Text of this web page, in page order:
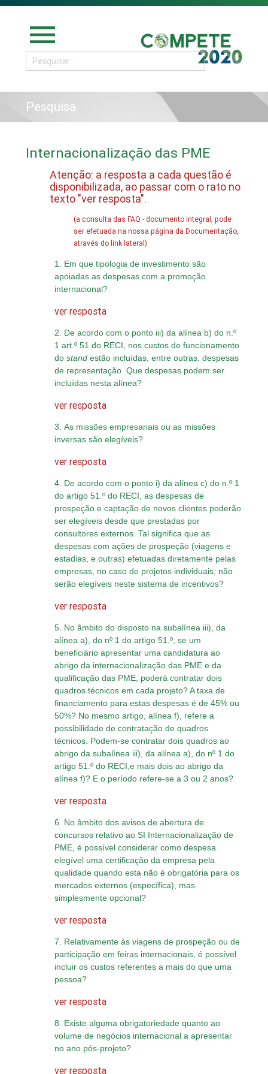
menu
Pesquisa
Internacionalização das PME
Atenção: a resposta a cada questão é
disponibilizada, ao passar com o rato no
texto "ver resposta".
(a consulta das FAQ - documento integral, pode
ser efetuada na nossa página da Documentação,
através do link lateral)
1. Em que tipologia de investimento são
apoiadas as despesas com a promoção
internacional?
ver resposta
2. De acordo com o ponto iii) da alínea b) do n.º
1 art.º 51 do RECI, nos custos de funcionamento
dostand estão incluídas, entre outras, despesas
de representação. Que despesas podem ser
incluídas nesta alínea?
ver resposta
3. As missões empresariais ou as missões
inversas são elegíveis?
ver resposta
4. De acordo com o ponto i) da alínea c) do n.º 1
do artigo 51.º do RECI, as despesas de
prospeção e captação de novos clientes poderão
ser elegíveis desde que prestadas por
consultores externos. Tal significa que as
despesas com ações de prospeção (viagens e
estadias, e outras) efetuadas diretamente pelas
empresas, no caso de projetos individuais, não
serão elegíveis neste sistema de incentivos?
ver resposta
5. No âmbito do disposto na subalínea iii), da
alínea a), do nº 1 do artigo 51.º, se um
beneficiário apresentar uma candidatura ao
abrigo da internacionalização das PME e da
qualificação das PME, poderá contratar dois
quadros técnicos em cada projeto? A taxa de
financiamento para estas despesas é de 45% ou
50%? No mesmo artigo, alínea f), refere a
possibilidade de contratação de quadros
técnicos. Podem-se contratar dois quadros ao
abrigo da subalínea iii), da alínea a), do nº 1 do
artigo 51.º do RECI,e mais dois ao abrigo da
alínea f)? E o período refere-se a 3 ou 2 anos?
ver resposta
6. No âmbito dos avisos de abertura de
concursos relativo ao SI Internacionalização de
PME, é possível considerar como despesa
elegível uma certificação da empresa pela
qualidade quando esta não é obrigatória para os
mercados externos (específica), mas
simplesmente opcional?
ver resposta
7. Relativamente às viagens de prospeção ou de
participação em feiras internacionais, é possível
incluir os custos referentes a mais do que uma
pessoa?
ver resposta
8. Existe alguma obrigatoriedade quanto ao
volume de negócios internacional a apresentar
no ano pós-projeto?
ver resposta